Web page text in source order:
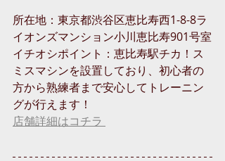
所在地：東京都渋谷区恵比寿西1-8-8ラ
イオンズマンション小川恵比寿901号室
イチオシポイント：恵比寿駅チカ！ス
ミスマシンを設置しており、初心者の
方から熟練者まで安心してトレーニン
グが行えます！
店舗詳細はコチラ